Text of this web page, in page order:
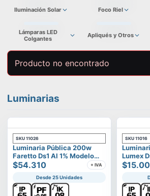
Iluminación Solar Foco Riel
Lámparas LED
Colgantes
Apliqués y Otros
Producto no encontrado
Luminarias
SKU 11026
Luminaria Pública 200w
Faretto Ds1 Al 1% Modelo
Calisto
$54.310 + IVA
Desde 25 Unidades
SKU 11016
Lumex
Vega